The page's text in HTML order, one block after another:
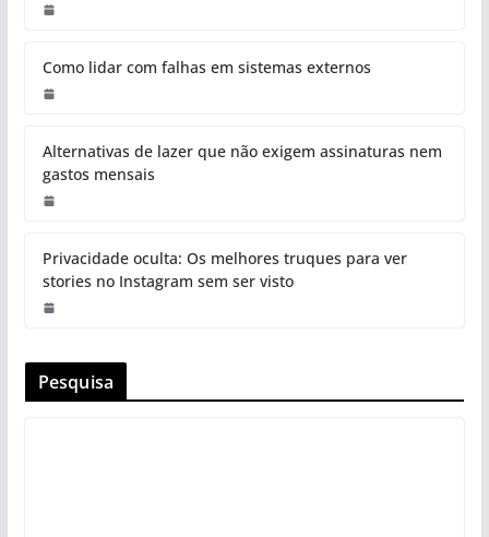
Como lidar com falhas em sistemas externos
Alternativas de lazer que não exigem assinaturas nem
gastos mensais
Privacidade oculta: Os melhores truques para ver
stories no Instagram sem ser visto
Pesquisa